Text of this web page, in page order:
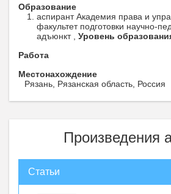
Образование
аспирант Академия права и
факультет подготовки научно-
адъюнкт , Уровень
Работа
Местонахождение
Рязань, Рязанская область, Россия
Произведения
Статьи